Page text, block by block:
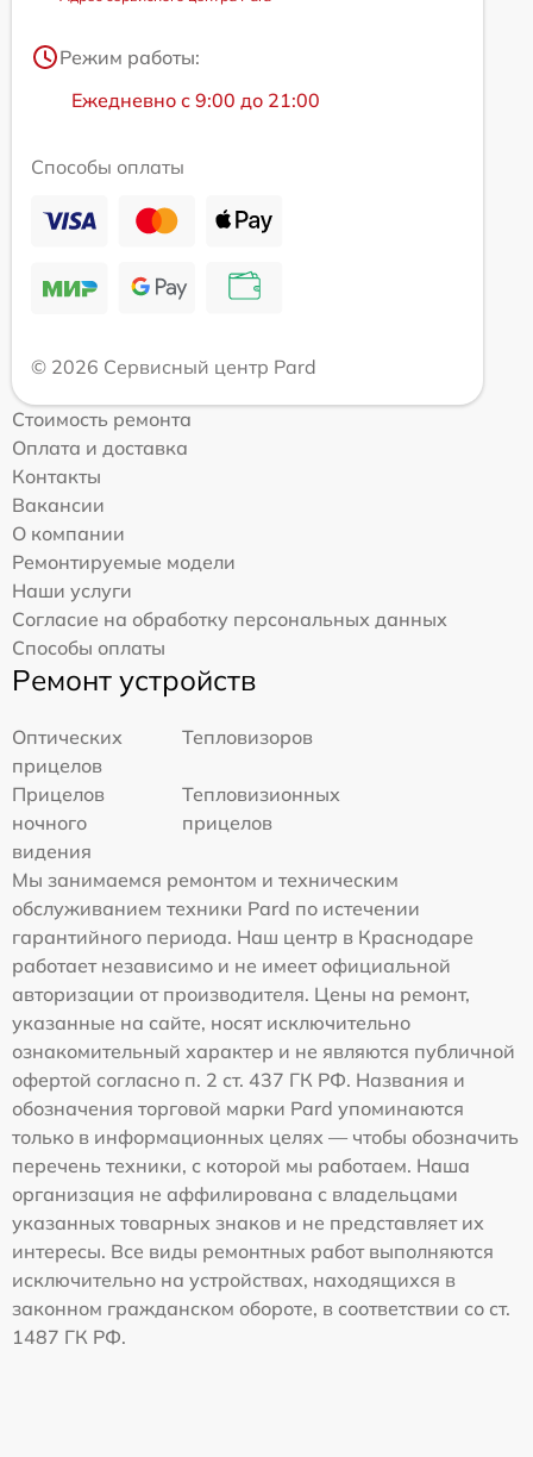
Режим работы:
Ежедневно с 9:00 до 21:00
Способы оплаты
© 2026 Сервисный центр Pard
Стоимость ремонта
Оплата и доставка
Контакты
Вакансии
О компании
Ремонтируемые модели
Наши услуги
Согласие на обработку персональных данных
Способы оплаты
Ремонт устройств
Оптических
прицелов
Тепловизоров
Прицелов
ночного
видения
Тепловизионных
прицелов
Мы занимаемся ремонтом и техническим
обслуживанием техники Pard по истечении
гарантийного периода. Наш центр в Краснодаре
работает независимо и не имеет официальной
авторизации от производителя. Цены на ремонт,
указанные на сайте, носят исключительно
ознакомительный характер и не являются публичной
офертой согласно п. 2 ст. 437 ГК РФ. Названия и
обозначения торговой марки Pard упоминаются
только в информационных целях — чтобы обозначить
перечень техники, с которой мы работаем. Наша
организация не аффилирована с владельцами
указанных товарных знаков и не представляет их
интересы. Все виды ремонтных работ выполняются
исключительно на устройствах, находящихся в
законном гражданском обороте, в соответствии со ст.
1487 ГК РФ.